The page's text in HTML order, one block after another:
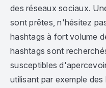
des réseaux sociaux.
sont prêtes, n'hésitez
hashtags à fort volume
hashtags sont
susceptibles
utilisant par exemple